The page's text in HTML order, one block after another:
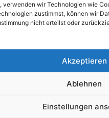
verwenden wir Technologien wie
zustimmst, können wir
nicht erteilst oder
Akzeptieren
Ablehnen
Einstellungen